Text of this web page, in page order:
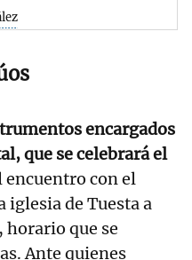
encargados
que se celebrará el
encuentro con el
iglesia de Tuesta a
que se
Ante quienes